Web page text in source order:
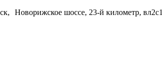
Новорижское шоссе, 23-й километр, вл2с1